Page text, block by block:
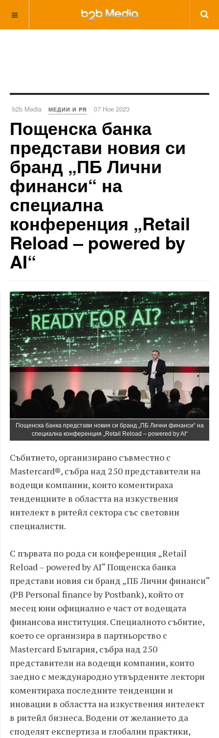
b2b Media МЕДИИ И PR 07 Ное 2023
Пощенска банка
представи новия си
бранд „ПБ Лични
финанси“ на
специална
конференция „Retail
Reload – powered by
AI“
Пощенска банка представи новия си бранд „ПБ Лични финанси“ на
специална конференция „Retail Reload – powered by AI“
Събитието, организирано съвместно с
Mastercard®, събра над 250 представители на
водещи компании, които коментираха
тенденциите в областта на изкуствения
интелект в ритейл сектора със световни
специалисти.
С първата по рода си конференция „Retail
Reload – powered by AI“ Пощенска банка
представи новия си бранд „ПБ Лични финанси“
(PB Personal finance by Postbank), който от
месец юни официално е част от водещата
финансова институция. Специалното събитие,
което се организира в партньорство с
Mastercard България, събра над 250
представители на водещи компании, които
заедно с международно утвърдените лектори
коментираха последните тенденции и
иновации в областта на изкуствения интелект
в ритейл бизнеса. Водени от желанието да
споделят експертиза и глобални практики,